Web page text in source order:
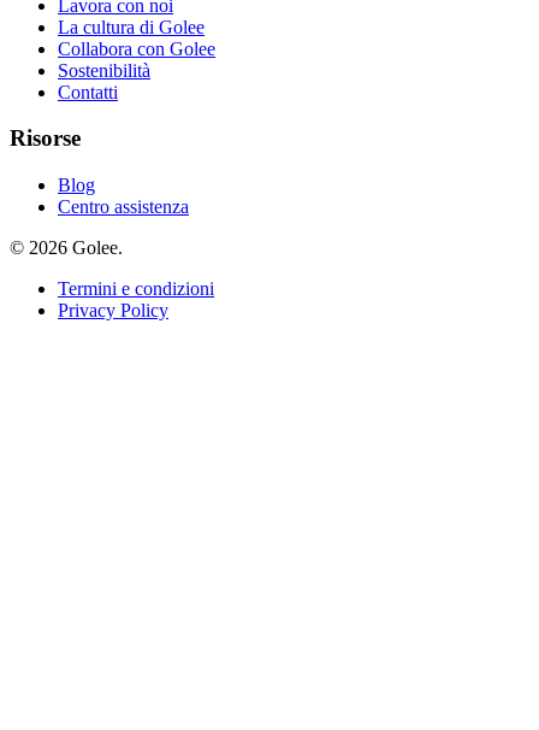
Lavora con noi
La cultura di Golee
Collabora con Golee
Sostenibilità
Contatti
Risorse
Blog
Centro assistenza
© 2026 Golee.
Termini e condizioni
Privacy Policy